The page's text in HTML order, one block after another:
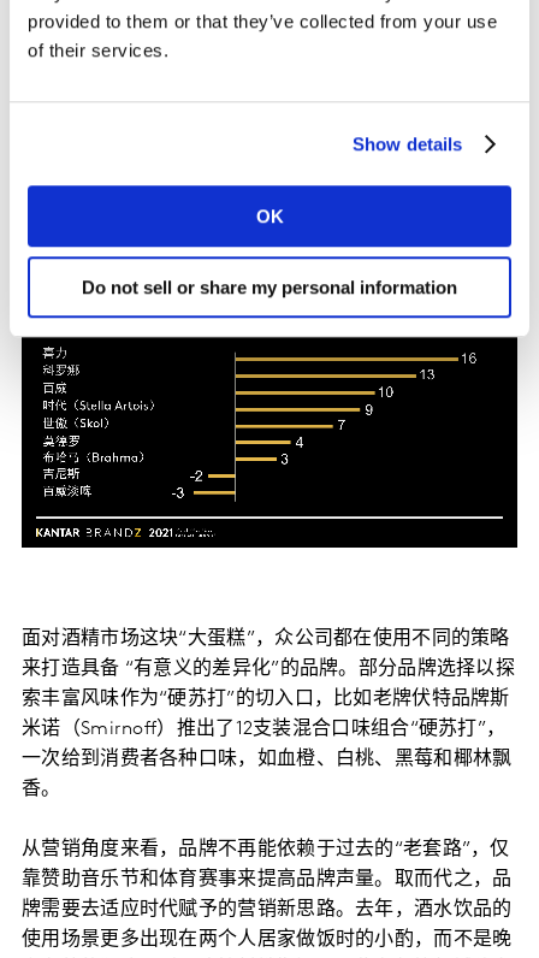
provided to them or that they’ve collected from your use
of their services.
Show details
OK
Do not sell or share my personal information
群，也没有饮用“硬苏打”的特定场合。 啤酒品牌如喜力、
百威淡啤、银子弹啤酒和科罗娜，都陆续推出了新的“硬
有企业甘愿止步于原有业务，也没有一家企业能够承担因
将在未来十年继续产生重大影响，模糊与传统啤酒的边
界。
面对酒精市场这块“大蛋糕”，众公司都在使用不同的策略
来打造具备 “有意义的差异化”的品牌。部分品牌选择以探
索丰富风味作为“硬苏打”的切入口，比如老牌伏特品牌斯
米诺（Smirnoff）推出了12支装混合口味组合“硬苏打”，
一次给到消费者各种口味，如血橙、白桃、黑莓和椰林飘
香。
从营销角度来看，品牌不再能依赖于过去的“老套路”，仅
靠赞助音乐节和体育赛事来提高品牌声量。取而代之，品
牌需要去适应时代赋予的营销新思路。去年，酒水饮品的
使用场景更多出现在两个人居家做饭时的小酌，而不是晚